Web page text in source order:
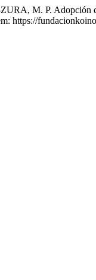
P. Adopción de
https://